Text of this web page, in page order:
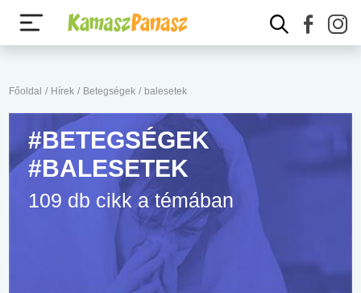
Főoldal / Hírek / Betegségek / balesetek
#BETEGSÉGEK
#BALESETEK
109 db cikk a témában